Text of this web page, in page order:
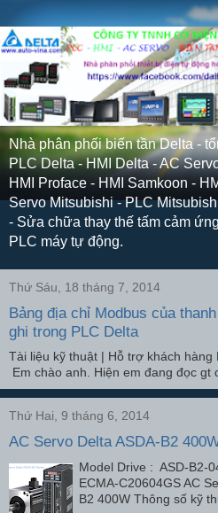
Nhà phân phối biến tần Delta -
PLC Delta - HMI Delta - AC
HMI Proface - HMI Samkoon -
Servo Mitsubishi - PLC
- Sửa chữa thay thế tấm cảm
PLC máy tự động.
Thứ Sáu, 18 tháng 7, 2014
Bảng địa chỉ Modbus của thanh
ghi trong PLC Delta
Tài liệu kỹ thuật | Hỗ trợ khách hàng
Em chào anh. Hiện em đang đọc gt
Thứ Hai, 9 tháng 6, 2014
AC Servo Delta ASDA-B2
Model Drive : ASD-B2-
ECMA-C20604GS AC
B2 400W Thông số kỹ